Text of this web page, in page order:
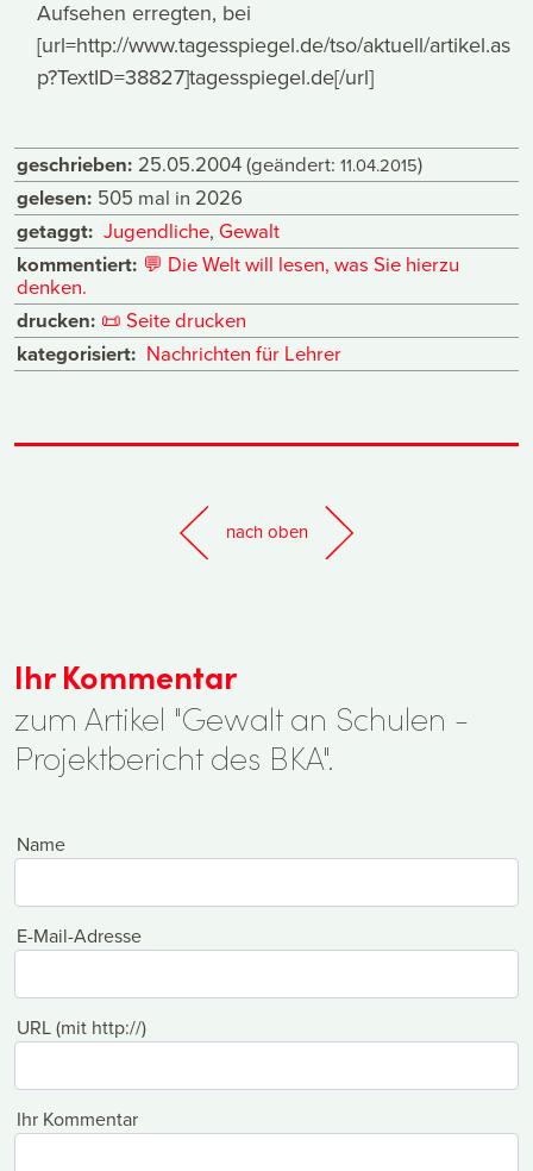
Aufsehen erregten, bei
[url=http://www.tagesspiegel.de/tso/aktuell/artikel.as
p?TextID=38827]tagesspiegel.de[/url]
geschrieben: 25.05.2004(geändert: 11.04.2015)
gelesen: 505 mal in 2026
getaggt: Jugendliche, Gewalt
kommentiert: 💬 Die Welt will lesen, was Sie hierzu
denken.
drucken: 📜 Seite drucken
kategorisiert: Nachrichten für Lehrer
nach oben
Ihr Kommentar
zum Artikel "Gewalt an Schulen -
Projektbericht des BKA".
Name
E-Mail-Adresse
URL (mit http://)
Ihr Kommentar